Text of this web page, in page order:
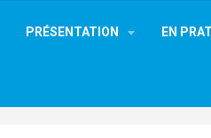
PRÉSENTATION EN